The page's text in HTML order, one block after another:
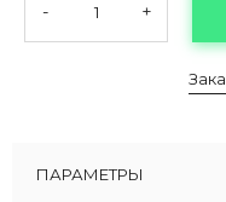
- +
ПАРАМЕТРЫ